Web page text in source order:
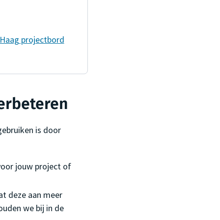
projectbord
is door
jouw project of
deze aan meer
we bij in de